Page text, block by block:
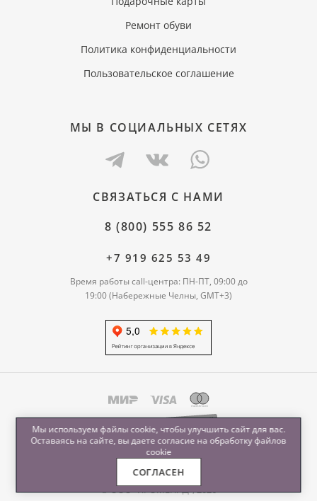
Ремонт обуви
Политика конфиденциальности
Пользовательское соглашение
МЫ В СОЦИАЛЬНЫХ СЕТЯХ
СВЯЗАТЬСЯ С НАМИ
8 (800) 555 86 52
+7 919 625 53 49
Время работы call-центра: ПН-ПТ, 09:00 до
19:00 (Набережные Челны, GMT+3)
© ООО "ПРОМЕНАД", 2026
Мы используем файлы cookie, чтобы улучшить сайт для вас.
Оставаясь на сайте, вы даете согласие на обработкуфайлов
cookie
СОГЛАСЕН